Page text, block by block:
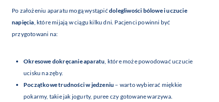
Po założeniu aparatu mogą wystąpić dolegliwości bólowe i uczucie
napięcia, które mijają w ciągu kilku dni. Pacjenci powinni być
przygotowani na:
Okresowe dokręcanie aparatu, które może powodować uczucie
ucisku na zęby.
Początkowe trudności w jedzeniu – warto wybierać miękkie
pokarmy, takie jak jogurty, puree czy gotowane warzywa.